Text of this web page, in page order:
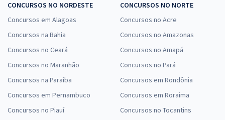
CONCURSOS NO NORDESTE
Concursos em Alagoas
Concursos na Bahia
Concursos no Ceará
Concursos no Maranhão
Concursos na Paraíba
Concursos em Pernambuco
Concursos no Piauí
CONCURSOS NO NORTE
Concursos no Acre
Concursos no Amazonas
Concursos no Amapá
Concursos no Pará
Concursos em Rondônia
Concursos em Roraima
Concursos no Tocantins